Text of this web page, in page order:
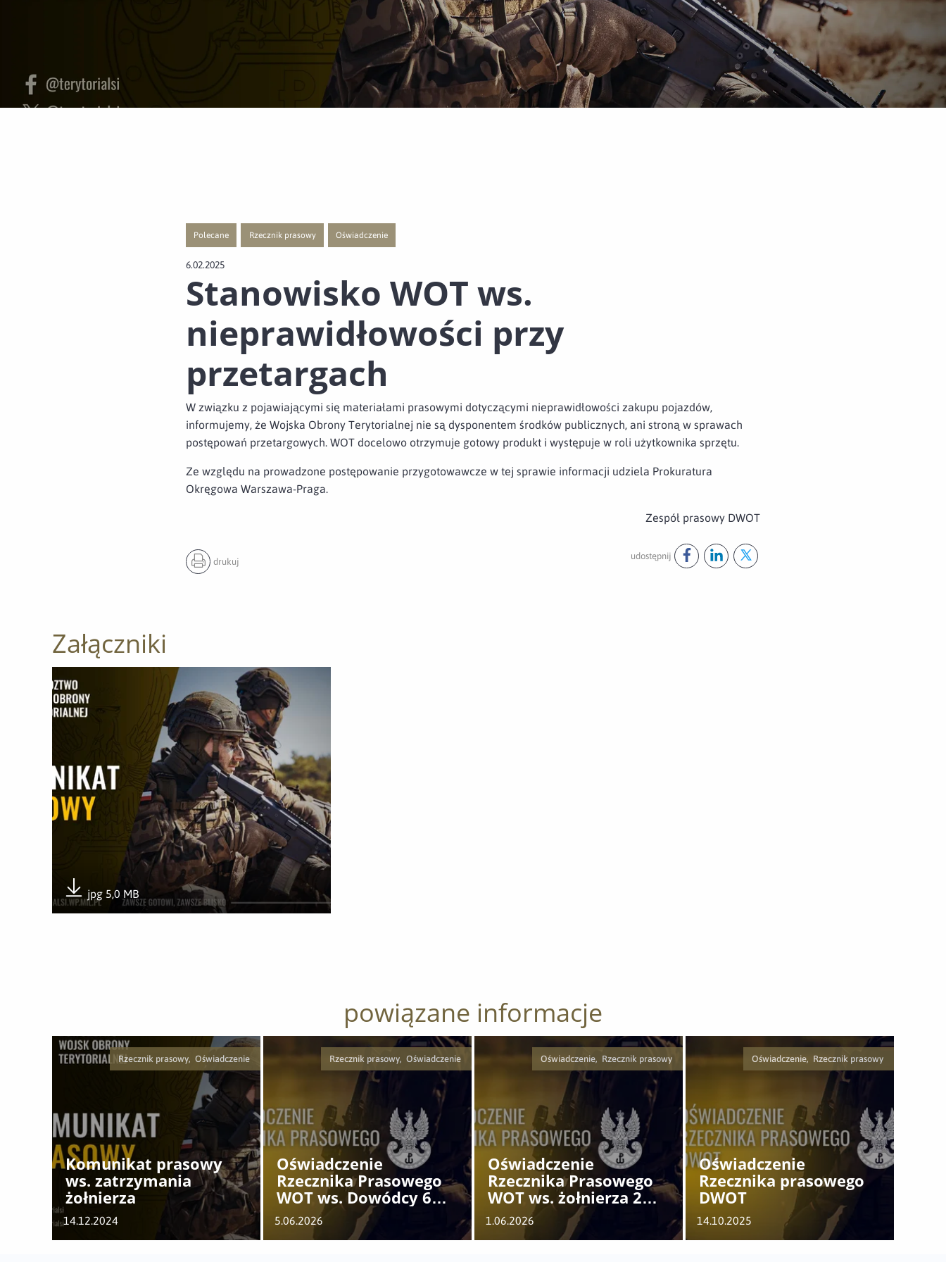
Polecane
Przejście do nowej strony z listą publikacji o kategorii Polecane
Rzecznik prasowy
Przejście do nowej strony z listą publikacji o kategorii Rzecznik prasowy
Oświadczenie
Przejście do nowej strony z listą publikacji o kategorii Oświadczenie
6.02.2025
Stanowisko WOT ws.
nieprawidłowości przy
przetargach
W związku z pojawiającymi się materiałami prasowymi dotyczącymi nieprawidłowości zakupu pojazdów,
informujemy, że Wojska Obrony Terytorialnej nie są dysponentem środków publicznych, ani stroną w sprawach
postępowań przetargowych. WOT docelowo otrzymuje gotowy produkt i występuje w roli użytkownika sprzętu.
Ze względu na prowadzone postępowanie przygotowawcze w tej sprawie informacji udziela Prokuratura
Okręgowa Warszawa-Praga.
Zespół prasowy DWOT
drukuj
udostępnij
Załączniki
Otwórz załącznik Stanowisko WOT ws. nieprawidłowości przy przetargach
jpg 5,0 MB
Pobierz załącznik
powiązane informacje
Rzecznik prasowy, Oświadczenie
Komunikat prasowy
ws. zatrzymania
żołnierza
14.12.2024
Rzecznik prasowy, Oświadczenie
Oświadczenie
Rzecznika Prasowego
WOT ws. Dowódcy 6
MBOT
5.06.2026
Oświadczenie, Rzecznik prasowy
Oświadczenie
Rzecznika Prasowego
WOT ws. żołnierza 2
LBOT
1.06.2026
Oświadczenie, Rzecznik prasowy
Oświadczenie
Rzecznika prasowego
DWOT
14.10.2025